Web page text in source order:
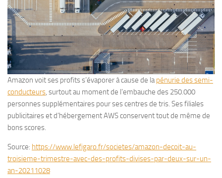
Amazon voit ses profits s’évaporer à cause de lapénurie des semi-
conducteurs, surtout au moment de l’embauche des 250.000
personnes supplémentaires pour ses centres de tris. Ses filiales
publicitaires et d’hébergement AWS conservent tout de même de
bons scores.
Source: https://www.lefigaro.fr/societes/amazon-decoit-au-
troisieme-trimestre-avec-des-profits-divises-par-deux-sur-un-
an-20211028